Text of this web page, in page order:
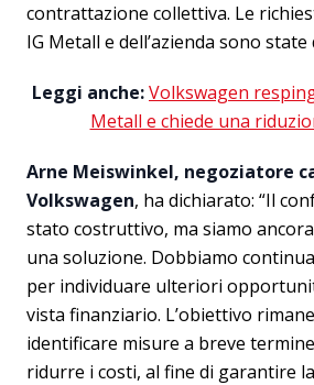
contrattazione collettiva. Le
IG Metall e dell’azienda sono state
Leggi anche:Volkswagen
Metall e chiede una
Arne Meiswinkel, negoziatore
Volkswagen, ha dichiarato: “Il
stato costruttivo, ma siamo
una soluzione. Dobbiamo
per individuare ulteriori
vista finanziario. L’obiettivo
identificare misure a breve
ridurre i costi, al fine di garantire